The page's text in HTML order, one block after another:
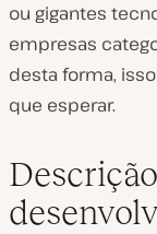
ou gigantes
empresas
desta forma,
que esperar.